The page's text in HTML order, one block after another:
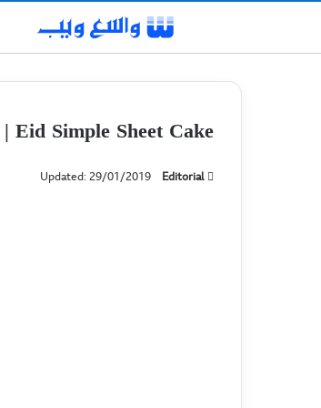
Eid Simple Sheet Cake | کیک ساده مجلسی
Editorial
Updated: 29/01/2019